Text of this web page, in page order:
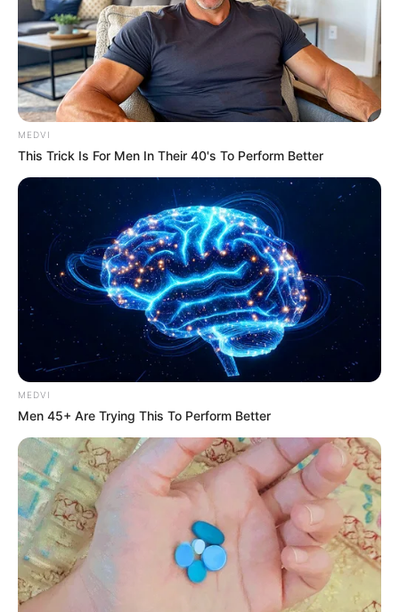
MEDVI
This Trick Is For Men In Their 40's To Perform Better
MEDVI
Men 45+ Are Trying This To Perform Better